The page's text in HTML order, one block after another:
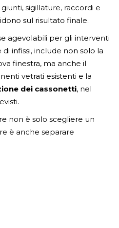
sigillature, raccordi e
sul risultato finale.
agevolabili per gli interventi
infissi, include non solo la
finestra, ma anche il
vetrati esistenti e la
dei cassonetti, nel
non è solo scegliere un
è anche separare